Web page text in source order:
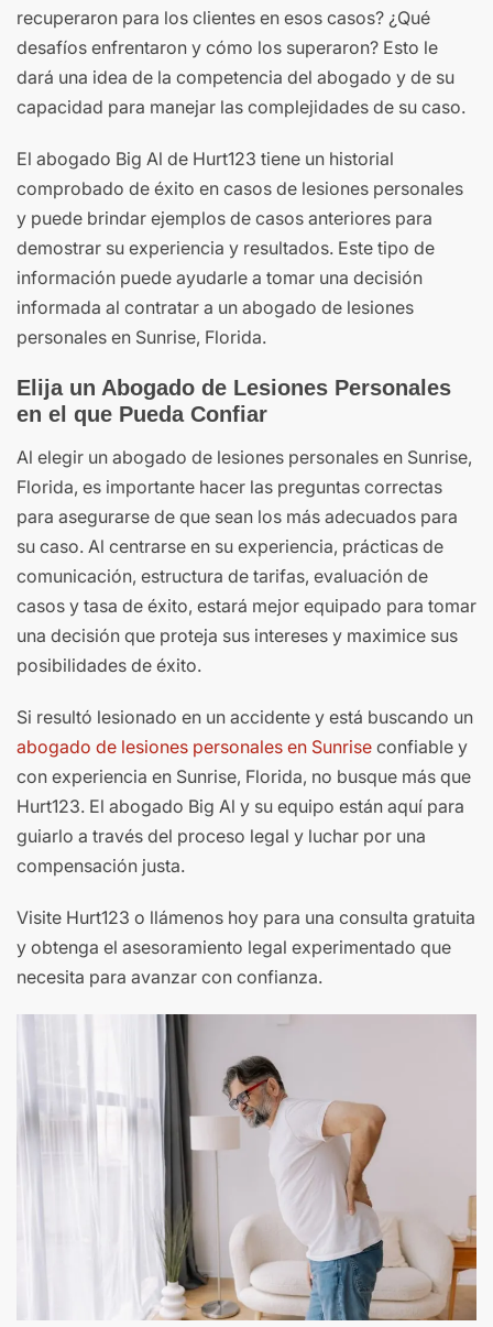
recuperaron para los clientes en esos casos? ¿Qué
desafíos enfrentaron y cómo los superaron? Esto le
dará una idea de la competencia del abogado y de su
capacidad para manejar las complejidades de su caso.
El abogado Big Al de Hurt123 tiene un historial
comprobado de éxito en casos de lesiones personales
y puede brindar ejemplos de casos anteriores para
demostrar su experiencia y resultados. Este tipo de
información puede ayudarle a tomar una decisión
informada al contratar a un abogado de lesiones
personales en Sunrise, Florida.
Elija un Abogado de Lesiones Personales
en el que Pueda Confiar
Al elegir un abogado de lesiones personales en Sunrise,
Florida, es importante hacer las preguntas correctas
para asegurarse de que sean los más adecuados para
su caso. Al centrarse en su experiencia, prácticas de
comunicación, estructura de tarifas, evaluación de
casos y tasa de éxito, estará mejor equipado para tomar
una decisión que proteja sus intereses y maximice sus
posibilidades de éxito.
Si resultó lesionado en un accidente y está buscando un
abogado de lesiones personales en Sunrise confiable y
con experiencia en Sunrise, Florida, no busque más que
Hurt123. El abogado Big Al y su equipo están aquí para
guiarlo a través del proceso legal y luchar por una
compensación justa.
Visite Hurt123 o llámenos hoy para una consulta gratuita
y obtenga el asesoramiento legal experimentado que
necesita para avanzar con confianza.